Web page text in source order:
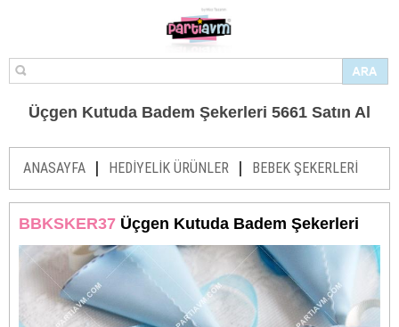
Üçgen Kutuda Badem Şekerleri 5661 Satın Al
ANASAYFA | HEDİYELİK ÜRÜNLER | BEBEK ŞEKERLERİ
BBKSKER37 Üçgen Kutuda Badem Şekerleri